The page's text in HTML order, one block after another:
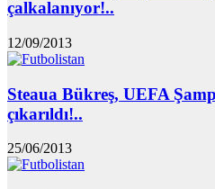
çalkalanıyor!..
12/09/2013
Steaua Bükreş, UEFA
çıkarıldı!..
25/06/2013